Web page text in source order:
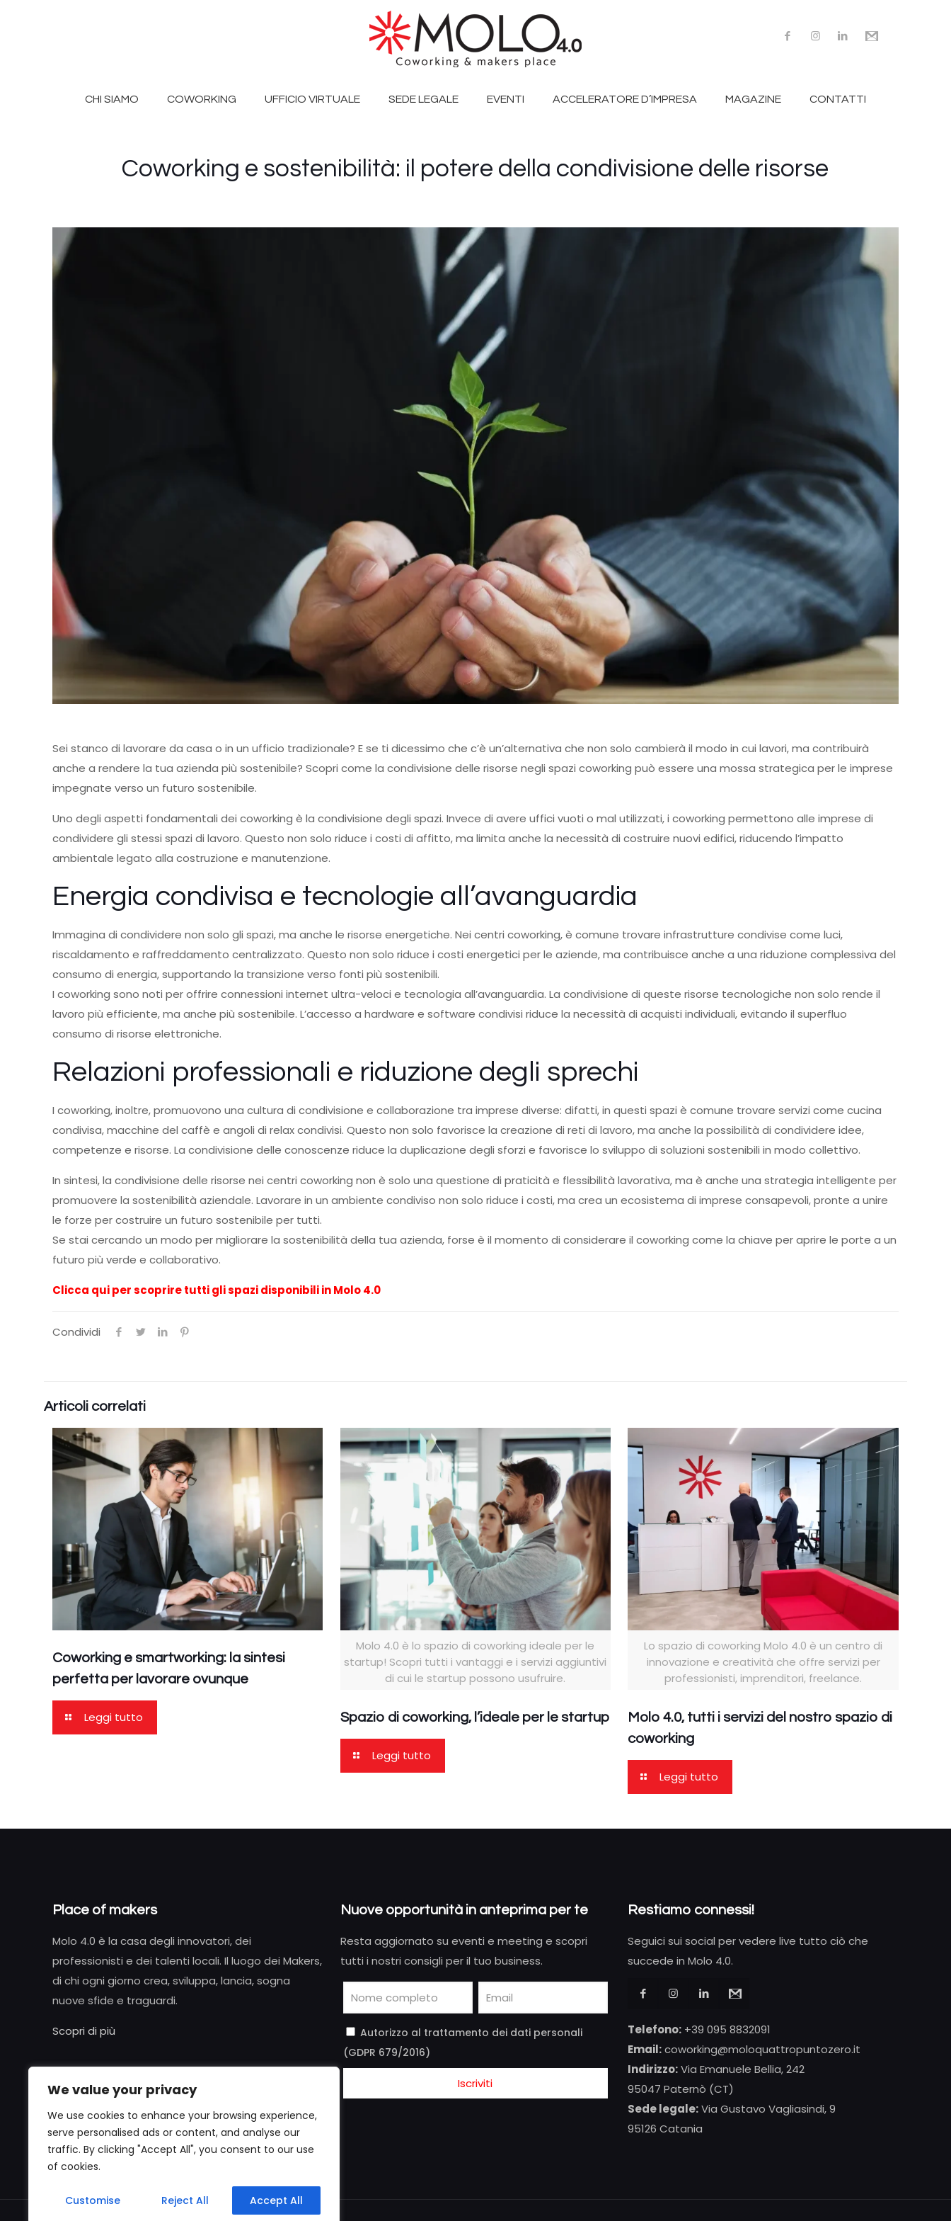
We value your privacy
We use cookies to enhance your browsing experience,
serve personalised ads or content, and analyse our
traffic. By clicking "Accept All", you consent to our use
of cookies.
Customise Reject All Accept All
CHI SIAMO COWORKING UFFICIO VIRTUALE SEDE LEGALE EVENTI ACCELERATORE D’IMPRESA MAGAZINE CONTATTI
Coworking e sostenibilità: il potere della condivisione delle risorse
Sei stanco di lavorare da casa o in un ufficio tradizionale? E se ti dicessimo che c’è un’alternativa che non solo cambierà il modo in cui lavori, ma contribuirà
anche a rendere la tua azienda più sostenibile? Scopri come la condivisione delle risorse negli spazi coworking può essere una mossa strategica per le imprese
impegnate verso un futuro sostenibile.
Uno degli aspetti fondamentali dei coworking è la condivisione degli spazi. Invece di avere uffici vuoti o mal utilizzati, i coworking permettono alle imprese di
condividere gli stessi spazi di lavoro. Questo non solo riduce i costi di affitto, ma limita anche la necessità di costruire nuovi edifici, riducendo l’impatto
ambientale legato alla costruzione e manutenzione.
Energia condivisa e tecnologie all’avanguardia
Immagina di condividere non solo gli spazi, ma anche le risorse energetiche. Nei centri coworking, è comune trovare infrastrutture condivise come luci,
riscaldamento e raffreddamento centralizzato. Questo non solo riduce i costi energetici per le aziende, ma contribuisce anche a una riduzione complessiva del
consumo di energia, supportando la transizione verso fonti più sostenibili.
I coworking sono noti per offrire connessioni internet ultra-veloci e tecnologia all’avanguardia. La condivisione di queste risorse tecnologiche non solo rende il
lavoro più efficiente, ma anche più sostenibile. L’accesso a hardware e software condivisi riduce la necessità di acquisti individuali, evitando il superfluo
consumo di risorse elettroniche.
Relazioni professionali e riduzione degli sprechi
I coworking, inoltre, promuovono una cultura di condivisione e collaborazione tra imprese diverse: difatti, in questi spazi è comune trovare servizi come cucina
condivisa, macchine del caffè e angoli di relax condivisi. Questo non solo favorisce la creazione di reti di lavoro, ma anche la possibilità di condividere idee,
competenze e risorse. La condivisione delle conoscenze riduce la duplicazione degli sforzi e favorisce lo sviluppo di soluzioni sostenibili in modo collettivo.
In sintesi, la condivisione delle risorse nei centri coworking non è solo una questione di praticità e flessibilità lavorativa, ma è anche una strategia intelligente per
promuovere la sostenibilità aziendale. Lavorare in un ambiente condiviso non solo riduce i costi, ma crea un ecosistema di imprese consapevoli, pronte a unire
le forze per costruire un futuro sostenibile per tutti.
Se stai cercando un modo per migliorare la sostenibilità della tua azienda, forse è il momento di considerare il coworking come la chiave per aprire le porte a un
futuro più verde e collaborativo.
Clicca qui per scoprire tutti gli spazi disponibili in Molo 4.0
Condividi
Articoli correlati
Coworking e smartworking: la sintesi
perfetta per lavorare ovunque
Leggi tutto
Molo 4.0 è lo spazio di coworking ideale per le
startup! Scopri tutti i vantaggi e i servizi aggiuntivi
di cui le startup possono usufruire.
Spazio di coworking, l’ideale per le startup
Leggi tutto
Lo spazio di coworking Molo 4.0 è un centro di
innovazione e creatività che offre servizi per
professionisti, imprenditori, freelance.
Molo 4.0, tutti i servizi del nostro spazio di
coworking
Leggi tutto
Place of makers
Molo 4.0 è la casa degli innovatori, dei
professionisti e dei talenti locali. Il luogo dei Makers,
di chi ogni giorno crea, sviluppa, lancia, sogna
nuove sfide e traguardi.
Scopri di più
Nuove opportunità in anteprima per te
Resta aggiornato su eventi e meeting e scopri
tutti i nostri consigli per il tuo business.
Autorizzo al trattamento dei dati personali
(GDPR 679/2016)
Restiamo connessi!
Seguici sui social per vedere live tutto ciò che
succede in Molo 4.0.
Telefono: +39 095 8832091
Email:coworking@moloquattropuntozero.it
Indirizzo:Via Emanuele Bellia, 242
95047 Paternò (CT)
Sede legale:Via Gustavo Vagliasindi, 9
95126 Catania